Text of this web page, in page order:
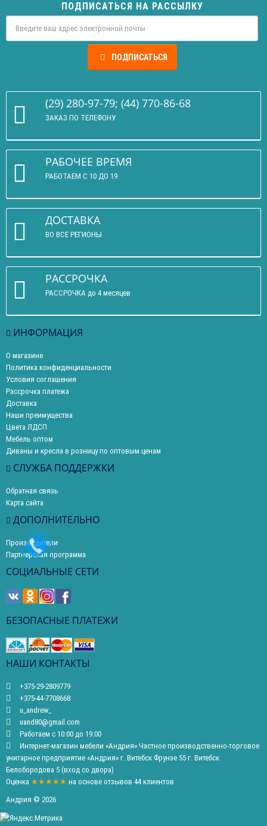
ПОДПИСАТЬСЯ НА РАССЫЛКУ
ПОДПИСАТЬСЯ
(29) 280-97-79; (44) 770-86-68
ЗАКАЗ ПО ТЕЛЕФОНУ
РАБОЧЕЕ ВРЕМЯ
РАБОТАЕМ С 10 ДО 19
ДОСТАВКА
ВО ВСЕ РЕГИОНЫ
РАССРОЧКА
РАССРОЧКА до 4 месяцев
ИНФОРМАЦИЯ
О магазине
Политика конфиденциальности
Условия соглашения
Рассрочка платежа
Доставка
Наши преимущества
Цвета ЛДСП
Мебель оптом
Диваны и кресла в розницу по оптовым ценам
СЛУЖБА ПОДДЕРЖКИ
Обратная связь
Карта сайта
ДОПОЛНИТЕЛЬНО
Производители
Партнерская программа
СОЦИАЛЬНЫЕ СЕТИ
БЕЗОПАСНЫЕ ПЛАТЕЖИ
НАШИ КОНТАКТЫ
+375-29-2809779
+375-44-7708668
u_andrew_
uand80@gmail.com
Работаем с 10:00 до 19:00
Интернет-магазин мебели «Андрия» Частное производственно-торговое
унитарное предприятие «Андрия» г. Витебск Фрунзе 55 г. Витебск
Белобородова 5 (вход со двора)
Оценка ★★★★★ на основе отзывов 44 клиентов
Андрия © 2026